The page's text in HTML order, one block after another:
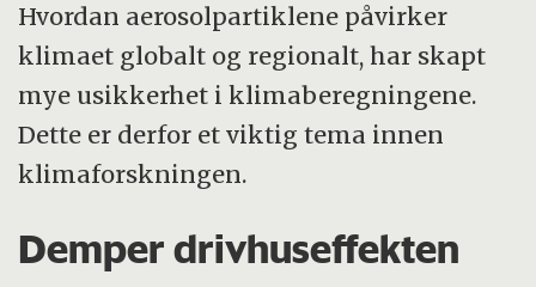
Hvordan aerosolpartiklene påvirker
klimaet globalt og regionalt, har skapt
mye usikkerhet i klimaberegningene.
Dette er derfor et viktig tema innen
klimaforskningen.
Demper drivhuseffekten